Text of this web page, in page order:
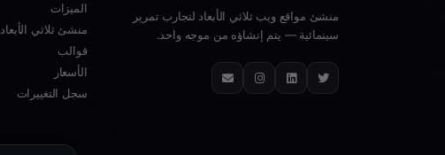
منشئ مواقع ويب ثلاثي الأبعاد لتجارب تمرير
سينمائية — يتم إنشاؤه من موجه واحد.
تويتر لينكدإنإنستغرامالبريد الإلكتروني
الميزات
منشئ ثلاثي الأبعاد
قوالب
الأسعار
سجل التغييرات